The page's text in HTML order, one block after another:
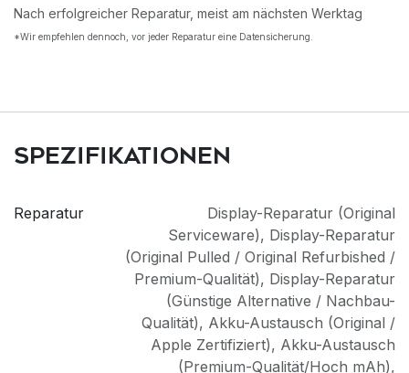
Nach erfolgreicher Reparatur, meist am nächsten Werktag
*Wir empfehlen dennoch, vor jeder Reparatur eine Datensicherung.
Spezifikationen
Reparatur
Display-Reparatur (Original
Serviceware), Display-Reparatur
(Original Pulled / Original Refurbished /
Premium-Qualität), Display-Reparatur
(Günstige Alternative / Nachbau-
Qualität), Akku-Austausch (Original /
Apple Zertifiziert), Akku-Austausch
(Premium-Qualität/Hoch mAh),